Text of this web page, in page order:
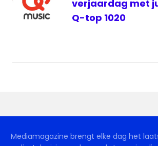
verjaardag met
Q-top 1020
Mediamagazine brengt elke dag het